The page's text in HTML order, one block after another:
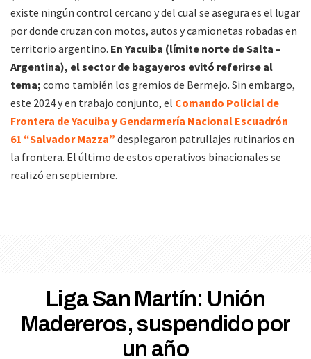
existe ningún control cercano y del cual se asegura es el lugar
por donde cruzan con motos, autos y camionetas robadas en
territorio argentino. En Yacuiba (límite norte de Salta –
Argentina), el sector de bagayeros evitó referirse al
tema; como también los gremios de Bermejo. Sin embargo,
este 2024 y en trabajo conjunto, el Comando Policial de
Frontera de Yacuiba y Gendarmería Nacional Escuadrón
61 “Salvador Mazza” desplegaron patrullajes rutinarios en
la frontera. El último de estos operativos binacionales se
realizó en septiembre.
Liga San Martín: Unión
Madereros, suspendido por
un año